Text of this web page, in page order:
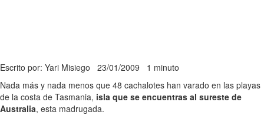
Escrito por: Yari Misiego 23/01/2009 1 minuto
Nada más y nada menos que 48 cachalotes han varado en las playas
de la costa de Tasmania, isla que se encuentras al sureste de
Australia, esta madrugada.